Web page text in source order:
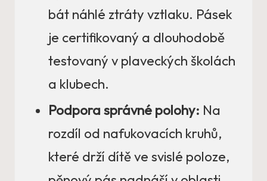
bát náhlé ztráty vztlaku. Pásek
je certifikovaný a dlouhodobě
testovaný v plaveckých školách
a klubech.
Podpora správné polohy: Na
rozdíl od nafukovacích kruhů,
které drží dítě ve svislé poloze,